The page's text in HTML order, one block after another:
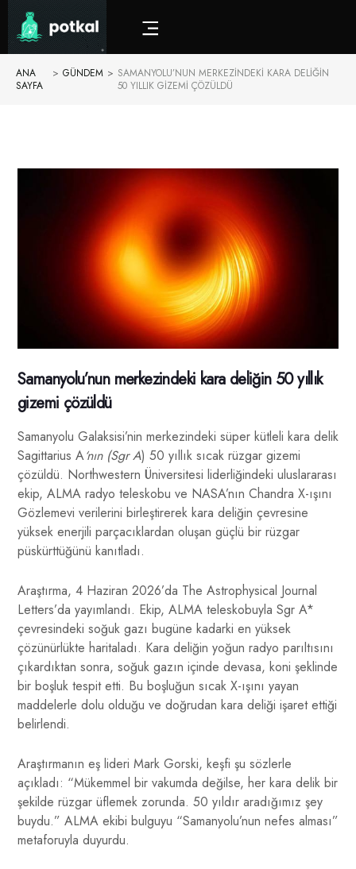
ANA
SAYFA
> GÜNDEM > SAMANYOLU’NUN MERKEZINDEKI KARA DELIĞIN
50 YILLIK GIZEMI ÇÖZÜLDÜ
Samanyolu’nun merkezindeki kara deliğin 50 yıllık
gizemi çözüldü
Samanyolu Galaksisi’nin merkezindeki süper kütleli kara delik
Sagittarius A‘nın (Sgr A) 50 yıllık sıcak rüzgar gizemi
çözüldü. Northwestern Üniversitesi liderliğindeki uluslararası
ekip, ALMA radyo teleskobu ve NASA’nın Chandra X-ışını
Gözlemevi verilerini birleştirerek kara deliğin çevresine
yüksek enerjili parçacıklardan oluşan güçlü bir rüzgar
püskürttüğünü kanıtladı.
Araştırma, 4 Haziran 2026’da The Astrophysical Journal
Letters’da yayımlandı. Ekip, ALMA teleskobuyla Sgr A*
çevresindeki soğuk gazı bugüne kadarki en yüksek
çözünürlükte haritaladı. Kara deliğin yoğun radyo parıltısını
çıkardıktan sonra, soğuk gazın içinde devasa, koni şeklinde
bir boşluk tespit etti. Bu boşluğun sıcak X-ışını yayan
maddelerle dolu olduğu ve doğrudan kara deliği işaret ettiği
belirlendi.
Araştırmanın eş lideri Mark Gorski, keşfi şu sözlerle
açıkladı: “Mükemmel bir vakumda değilse, her kara delik bir
şekilde rüzgar üflemek zorunda. 50 yıldır aradığımız şey
buydu.” ALMA ekibi bulguyu “Samanyolu’nun nefes alması”
metaforuyla duyurdu.